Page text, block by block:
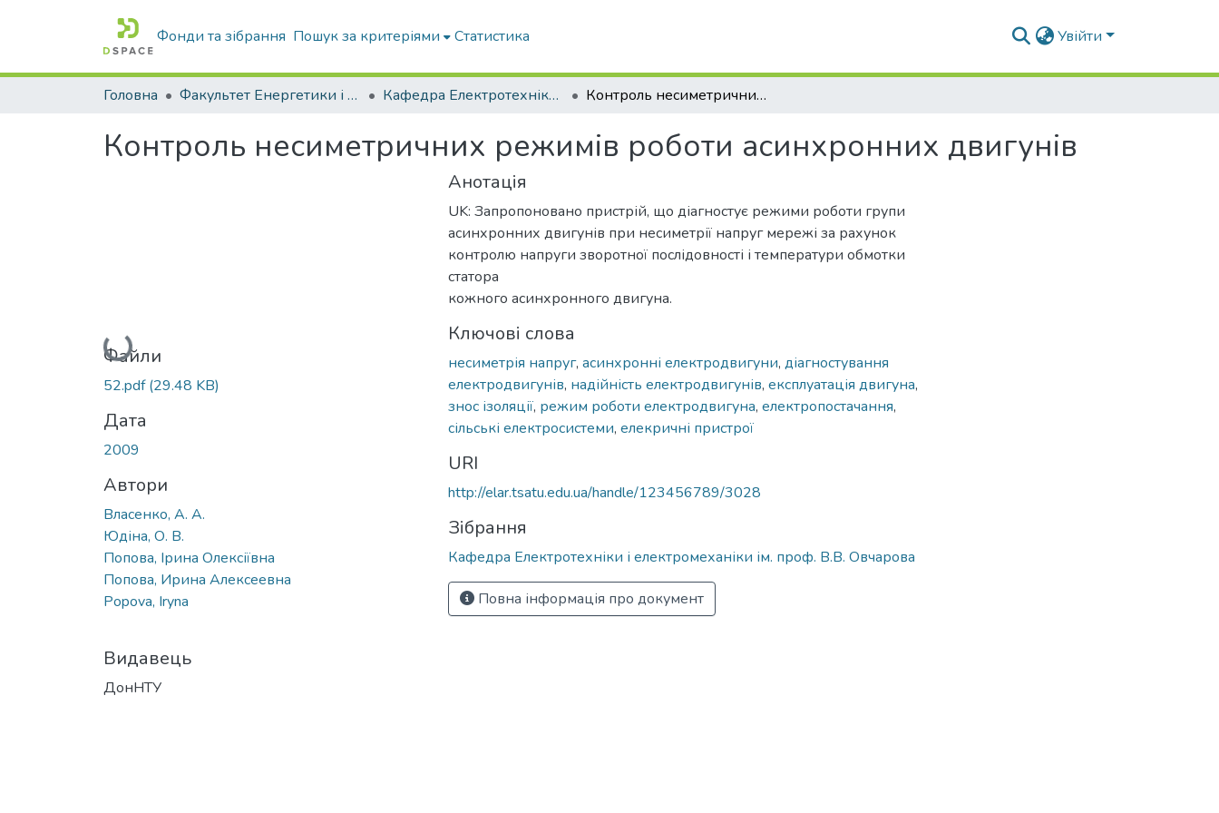
Фонди та зібрання Пошук за критеріями Статистика Увійти
Головна Факультет Енергетики і комп'ютерних технологій Кафедра Електротехніки і електромеханіки ім. проф. В.В. Овчарова Контроль несиметричних режимів роботи асинхронних двигунів
Контроль несиметричних режимів роботи асинхронних двигунів
Вантажиться...
Файли
52.pdf(29.48 KB)
Дата
2009
Автори
Власенко, А. А.
Юдіна, О. В.
Попова, Ірина Олексіївна
Попова, Ирина Алексеевна
Popova, Iryna
Видавець
ДонНТУ
Анотація
UK: Запропоновано пристрій, що діагностує режими роботи групи
асинхронних двигунів при несиметрії напруг мережі за рахунок
контролю напруги зворотної послідовності і температури обмотки
статора
кожного асинхронного двигуна.
Ключові слова
несиметрія напруг, асинхронні електродвигуни, діагностування
електродвигунів, надійність електродвигунів, експлуатація двигуна,
знос ізоляції, режим роботи електродвигуна, електропостачання,
сільські електросистеми, елекричні пристрої
URI
http://elar.tsatu.edu.ua/handle/123456789/3028
Зібрання
Кафедра Електротехніки і електромеханіки ім. проф. В.В. Овчарова
Повна інформація про документ